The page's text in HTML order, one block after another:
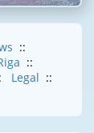
::
::
Legal ::